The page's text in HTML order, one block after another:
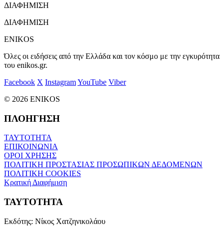
ΔΙΑΦΗΜΙΣΗ
ΔΙΑΦΗΜΙΣΗ
ENIKOS
Όλες οι ειδήσεις από την Ελλάδα και τον κόσμο με την εγκυρότητα
του enikos.gr.
Facebook X InstagramYouTube Viber
© 2026 ENIKOS
ΠΛΟΗΓΗΣΗ
ΤΑΥΤΟΤΗΤΑ
ΕΠΙΚΟΙΝΩΝΙΑ
ΟΡΟΙ ΧΡΗΣΗΣ
ΠΟΛΙΤΙΚΗ ΠΡΟΣΤΑΣΙΑΣ ΠΡΟΣΩΠΙΚΩΝ ΔΕΔΟΜΕΝΩΝ
ΠΟΛΙΤΙΚΗ COOKIES
Κρατική Διαφήμιση
ΤΑΥΤΟΤΗΤΑ
Εκδότης: Νίκος Χατζηνικολάου